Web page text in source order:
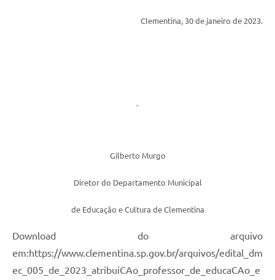
Clementina, 30 de janeiro de 2023.
Gilberto Murgo
Diretor do Departamento Municipal
de Educação e Cultura de Clementina
Download do arquivo
em:https://www.clementina.sp.gov.br/arquivos/edital_dm
ec_005_de_2023_atribuiCAo_professor_de_educaCAo_e